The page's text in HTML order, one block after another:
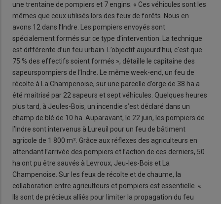
une trentaine de pompiers et 7 engins. « Ces véhicules sont les
mêmes que ceux utilisés lors des feux de forêts. Nous en
avons 12 dans l’Indre. Les pompiers envoyés sont
spécialement formés sur ce type d’intervention. La technique
est différente d’un feu urbain. L’objectif aujourd’hui, c’est que
75 % des effectifs soient formés », détaille le capitaine des
sapeurspompiers de l’Indre. Le même week-end, un feu de
récolte à La Champenoise, sur une parcelle d’orge de 38 ha a
été maitrisé par 22 sapeurs et sept véhicules. Quelques heures
plus tard, à Jeules-Bois, un incendie s’est déclaré dans un
champ de blé de 10 ha. Auparavant, le 22 juin, les pompiers de
l’Indre sont intervenus à Lureuil pour un feu de bâtiment
agricole de 1 800 m². Grâce aux réflexes des agriculteurs en
attendant l’arrivée des pompiers et l’action de ces derniers, 50
ha ont pu être sauvés à Levroux, Jeu-les-Bois et La
Champenoise. Sur les feux de récolte et de chaume, la
collaboration entre agriculteurs et pompiers est essentielle. «
Ils sont de précieux alliés pour limiter la propagation du feu